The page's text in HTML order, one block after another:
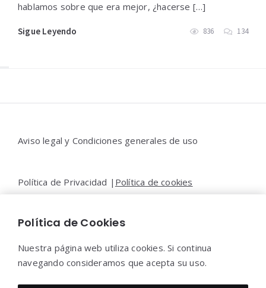
hablamos sobre que era mejor, ¿hacerse […]
Sigue Leyendo 836 134
Aviso legal y Condiciones generales de uso
Política de Privacidad | Política de cookies
Contacto |Moya&Emery
Política de Cookies
Nuestra página web utiliza cookies. Si continua
navegando consideramos que acepta su uso.